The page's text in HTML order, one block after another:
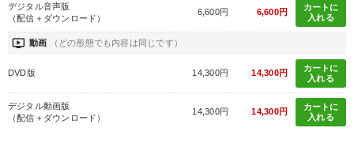
2026年春季全国経営者セミナー収録講演ＣＤ・講演ＤＶＤ・デジ
タル版（音声／動画ストリーミング・ダウンロード）
148回夏季大会 井上和弘の財務力UP
業種
デジタル音声版
（配信＋ダウンロード）
6,600円 6,600円
カートに
入れる
ondemand_video 動画 （どの形態でも内容は同じです）
DVD版 14,300円 14,300円
カートに
入れる
デジタル動画版
（配信＋ダウンロード）
14,300円 14,300円
カートに
入れる